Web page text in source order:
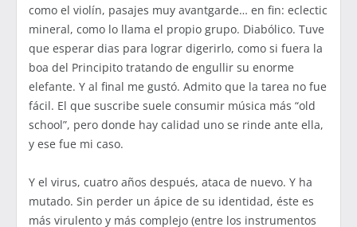
como el violín, pasajes muy avantgarde… en fin: eclectic
mineral, como lo llama el propio grupo. Diabólico. Tuve
que esperar dias para lograr digerirlo, como si fuera la
boa del Principito tratando de engullir su enorme
elefante. Y al final me gustó. Admito que la tarea no fue
fácil. El que suscribe suele consumir música más “old
school”, pero donde hay calidad uno se rinde ante ella,
y ese fue mi caso.
Y el virus, cuatro años después, ataca de nuevo. Y ha
mutado. Sin perder un ápice de su identidad, éste es
más virulento y más complejo (entre los instrumentos